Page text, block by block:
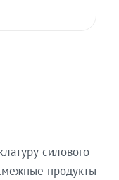
силового
продукты